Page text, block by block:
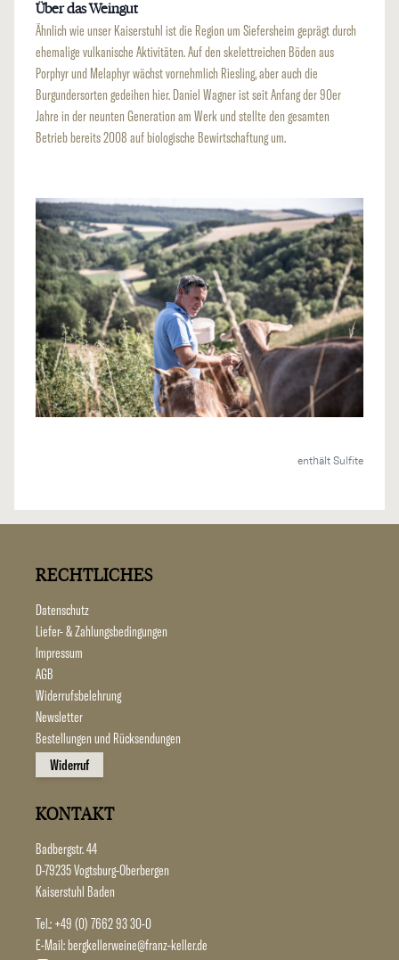
Über das Weingut
Ähnlich wie unser Kaiserstuhl ist die Region um Siefersheim geprägt durch
ehemalige vulkanische Aktivitäten. Auf den skelettreichen Böden aus
Porphyr und Melaphyr wächst vornehmlich Riesling, aber auch die
Burgundersorten gedeihen hier. Daniel Wagner ist seit Anfang der 90er
Jahre in der neunten Generation am Werk und stellte den gesamten
Betrieb bereits 2008 auf biologische Bewirtschaftung um.
enthält Sulfite
RECHTLICHES
Datenschutz
Liefer- & Zahlungsbedingungen
Impressum
AGB
Widerrufsbelehrung
Newsletter
Bestellungen und Rücksendungen
Widerruf
KONTAKT
Badbergstr. 44
D-79235 Vogtsburg-Oberbergen
Kaiserstuhl Baden
Tel.: +49 (0) 7662 93 30-0
E-Mail:bergkellerweine@franz-keller.de